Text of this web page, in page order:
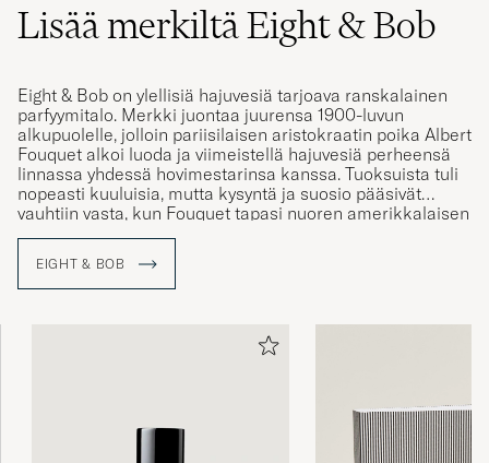
Lisää merkiltä Eight & Bob
Eight & Bob on ylellisiä hajuvesiä tarjoava ranskalainen
parfyymitalo. Merkki juontaa juurensa 1900-luvun
alkupuolelle, jolloin pariisilaisen aristokraatin poika Albert
Fouquet alkoi luoda ja viimeistellä hajuvesiä perheensä
linnassa yhdessä hovimestarinsa kanssa. Tuoksuista tuli
nopeasti kuuluisia, mutta kysyntä ja suosio pääsivät
vauhtiin vasta, kun Fouquet tapasi nuoren amerikkalaisen
Nimi ”Eight & Bob” tulee merkin ensimmäisestä, JFK:ltä
saamastaan tilauksesta, joka kuului seuraavasti: ”Eight
EIGHT & BOB